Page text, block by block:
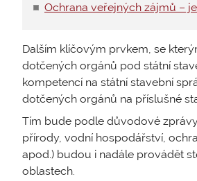
Ochrana veřejných zájmů –
Dalším klíčovým prvkem, se
dotčených orgánů pod státní
kompetencí na státní stavební
dotčených orgánů na příslušné
Tím bude podle důvodové
přírody, vodní hospodářství,
apod.) budou i nadále provádět
oblastech.